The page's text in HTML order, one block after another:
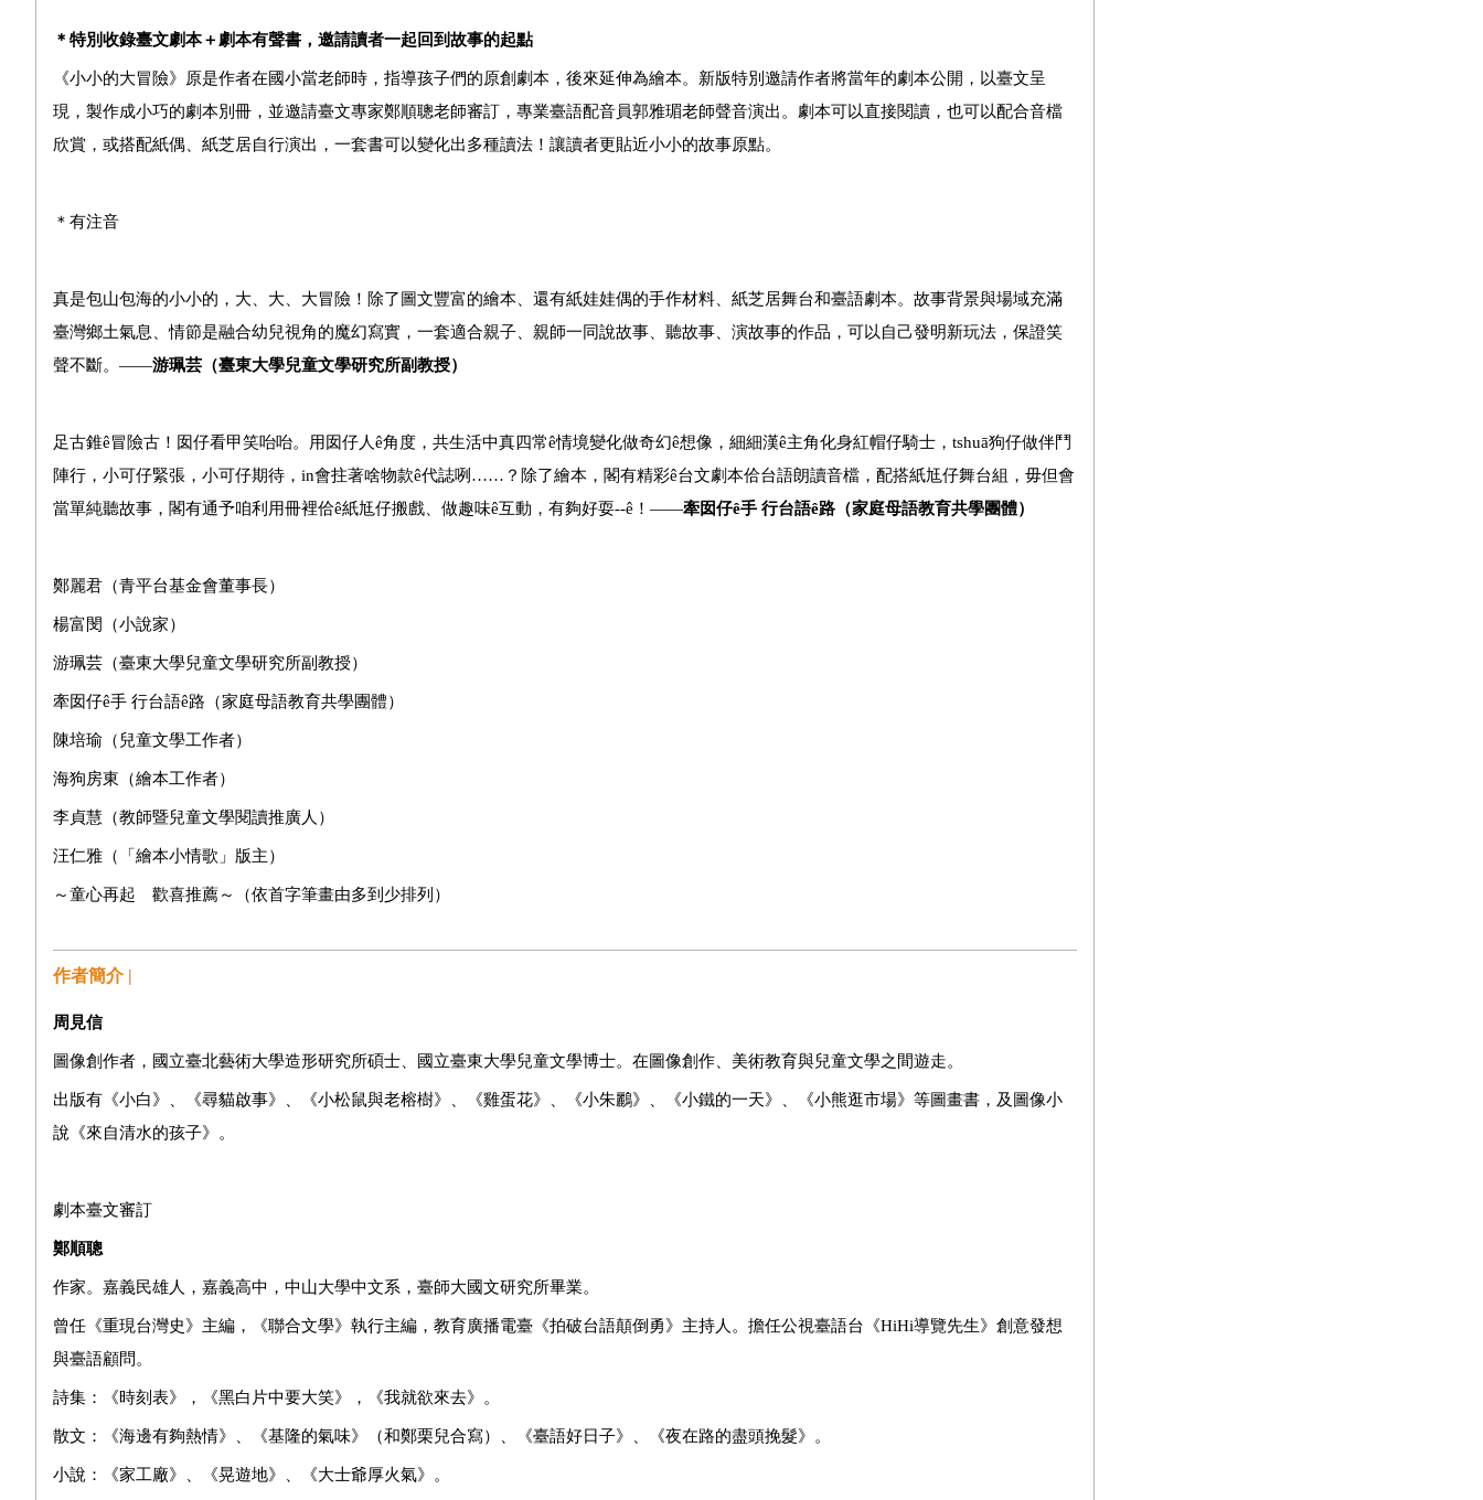
＊特別收錄臺文劇本＋劇本有聲書，邀請讀者一起回到故事的起點
《小小的大冒險》原是作者在國小當老師時，指導孩子們的原創劇本，後來延伸為繪本。新版特別邀請作者將當年的劇本公開，以臺文呈
現，製作成小巧的劇本別冊，並邀請臺文專家鄭順聰老師審訂，專業臺語配音員郭雅瑂老師聲音演出。劇本可以直接閱讀，也可以配合音檔
欣賞，或搭配紙偶、紙芝居自行演出，一套書可以變化出多種讀法！讓讀者更貼近小小的故事原點。
＊有注音
真是包山包海的小小的，大、大、大冒險！除了圖文豐富的繪本、還有紙娃娃偶的手作材料、紙芝居舞台和臺語劇本。故事背景與場域充滿
臺灣鄉土氣息、情節是融合幼兒視角的魔幻寫實，一套適合親子、親師一同說故事、聽故事、演故事的作品，可以自己發明新玩法，保證笑
聲不斷。——游珮芸（臺東大學兒童文學研究所副教授）
足古錐ê冒險古！囡仔看甲笑咍咍。用囡仔人ê角度，共生活中真四常ê情境變化做奇幻ê想像，細細漢ê主角化身紅帽仔騎士， tshuā狗仔做伴鬥
陣行，小可仔緊張，小可仔期待， in會拄著啥物款ê代誌咧……？除了繪本，閣有精彩ê台文劇本佮台語朗讀音檔，配搭紙尪仔舞台組，毋但會
當單純聽故事，閣有通予咱利用冊裡佮ê紙尪仔搬戲、做趣味ê互動，有夠好耍--ê ！——牽囡仔ê手 行台語ê路（家庭母語教育共學團體）
鄭麗君（青平台基金會董事長）
楊富閔（小說家）
游珮芸（臺東大學兒童文學研究所副教授）
牽囡仔ê手 行台語ê路（家庭母語教育共學團體）
陳培瑜（ 兒童文學工作者）
海狗房東 （繪本工作者）
李貞慧（教師暨兒童文學閱讀推廣人 ）
汪仁雅（「繪本小情歌」版主）
～童心再起 歡喜推薦～（依首字筆畫由多到少排列）
作者簡介 |
周見信
圖像創作者，國立臺北藝術大學造形研究所碩士、國立臺東大學兒童文學博士。在圖像創作、美術教育與兒童文學之間遊走。
出版有《小白》、《尋貓啟事》、《小松鼠與老榕樹》、《雞蛋花》、《小朱鸝》、《小鐵的一天》、《小熊逛市場》等圖畫書，及圖像小
說《來自清水的孩子》。
劇本臺文審訂
鄭順聰
作家。嘉義民雄人，嘉義高中，中山大學中文系，臺師大國文研究所畢業。
曾任《重現台灣史》主編，《聯合文學》執行主編，教育廣播電臺《拍破台語顛倒勇》主持人。擔任公視臺語台《HiHi導覽先生》創意發想
與臺語顧問。
詩集：《時刻表》，《黑白片中要大笑》，《我就欲來去》。
散文：《海邊有夠熱情》、《基隆的氣味》（和鄭栗兒合寫）、《臺語好日子》、《夜在路的盡頭挽髮》。
小說：《家工廠》、《晃遊地》、《大士爺厚火氣》。